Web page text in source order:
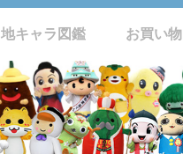
キャラ図鑑 お買い物